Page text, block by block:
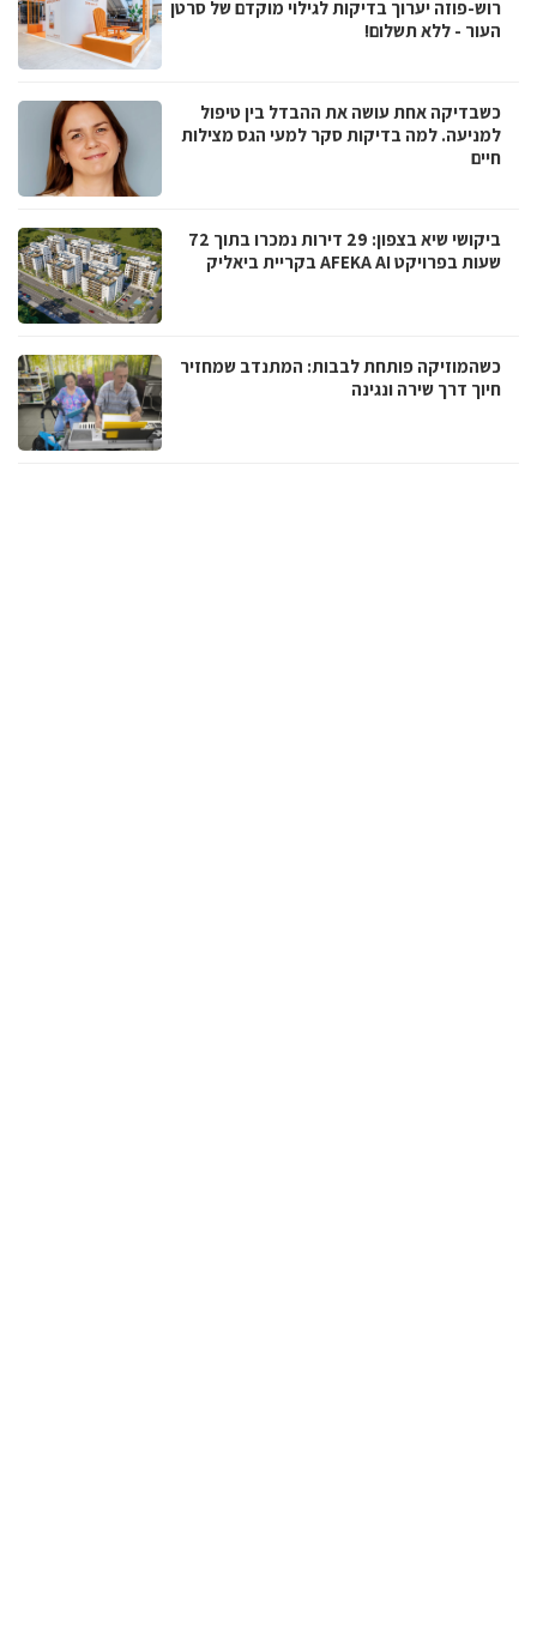
רוש-פוזה יערוך בדיקות לגילוי מוקדם של סרטן
העור - ללא תשלום!
כשבדיקה אחת עושה את ההבדל בין טיפול
למניעה. למה בדיקות סקר למעי הגס מצילות
חיים
ביקושי שיא בצפון: 29 דירות נמכרו בתוך 72
שעות בפרויקט AFEKA AI בקריית ביאליק
כשהמוזיקה פותחת לבבות: המתנדב שמחזיר
חיוך דרך שירה ונגינה